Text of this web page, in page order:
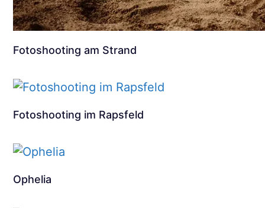
Fotoshooting am Strand
Fotoshooting im Rapsfeld
Ophelia